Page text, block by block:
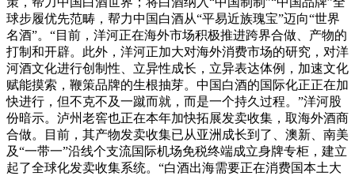
球步履优先范畴，帮力中国白酒从“平易近族瑰宝”迈向“世界
名酒”。“目前，洋河正在海外市场积极推进跨界合做、产物的
打制和开辟。此外，洋河正加大对海外消费市场的研究，对洋
河酒文化进行创制性、立异性成长，立异表达体例，加速文化
赋能摸索，鞭策品牌的生根抽芽。中国白酒的国际化正正在加
快进行，但不克不及一蹴而就，而是一个持久过程。”洋河股
份暗示。泸州老窖也正在本年加快拓展发卖收集，取海外酒商
合做。目前，其产物发卖收集已从亚洲成长到了、澳新、南美
及“一带一”沿线个支流国际机场免税终端成立身牌专柜，建立
起了全球化发卖收集系统。“白酒出海需要正在消费国本土大